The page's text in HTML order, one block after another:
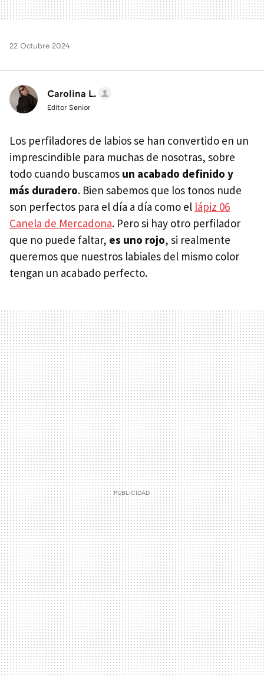
22 Octubre 2024
Carolina L.
Editor Senior
Los perfiladores de labios se han convertido en un
imprescindible para muchas de nosotras, sobre
todo cuando buscamos un acabado definido y
más duradero. Bien sabemos que los tonos nude
son perfectos para el día a día como el lápiz 06
Canela de Mercadona. Pero si hay otro perfilador
que no puede faltar, es uno rojo, si realmente
queremos que nuestros labiales del mismo color
tengan un acabado perfecto.